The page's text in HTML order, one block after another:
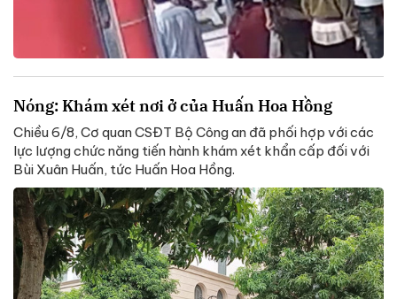
Nóng: Khám xét nơi ở của Huấn Hoa Hồng
Chiều 6/8, Cơ quan CSĐT Bộ Công an đã phối hợp với các
lực lượng chức năng tiến hành khám xét khẩn cấp đối với
Bùi Xuân Huấn, tức Huấn Hoa Hồng.